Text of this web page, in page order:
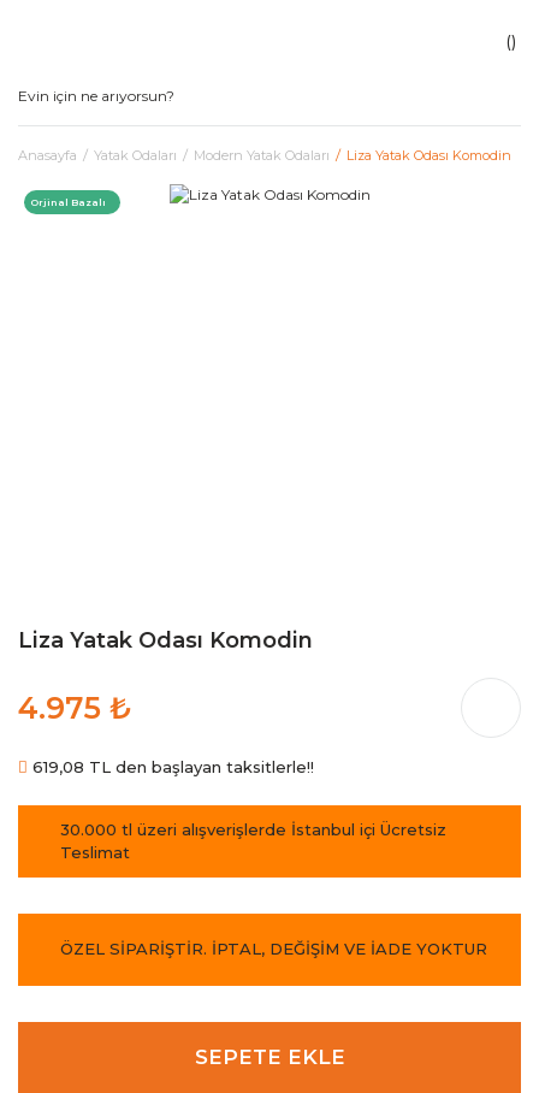
Anasayfa Yatak Odaları Modern Yatak Odaları Liza Yatak Odası Komodin
Orjinal Bazalı
Liza Yatak Odası Komodin
4.975 ₺
619,08 TL den başlayan taksitlerle!!
30.000 tl üzeri alışverişlerde İstanbul içi Ücretsiz
Teslimat
ÖZEL SİPARİŞTİR. İPTAL, DEĞİŞİM VE İADE YOKTUR
SEPETE EKLE